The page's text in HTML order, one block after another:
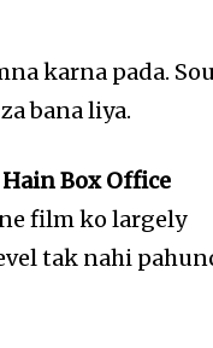
karna pada.
bana liya.
Box Office
film ko largely
tak nahi